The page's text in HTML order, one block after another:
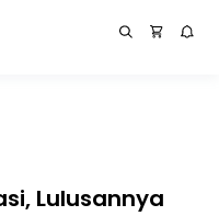
Lulusannya